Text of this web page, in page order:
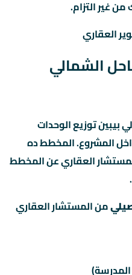
غير التزام.
العقاري
الشمالي
توزيع الوحدات
المشروع. المخطط ده
العقاري عن المخطط
من المستشار العقاري